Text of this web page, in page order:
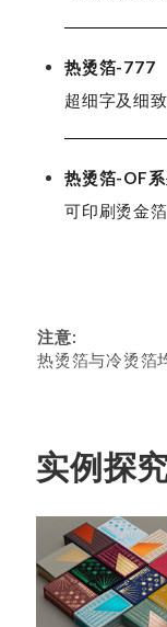
热烫箔-777
超细字及细
热烫箔-OF
可印刷烫金
注意:
热烫箔与冷烫箔
实例探